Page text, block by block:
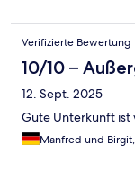
Verifizierte Bewertung
10/10 –
12. Sept. 2025
Gute Unterkunft ist
Manfred und